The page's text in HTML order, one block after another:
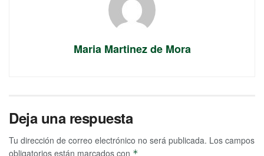
Maria Martinez de Mora
Deja una respuesta
Tu dirección de correo electrónico no será publicada. Los campos
obligatorios están marcados con *